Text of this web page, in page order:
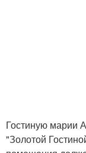
Гостиную марии
"Золотой